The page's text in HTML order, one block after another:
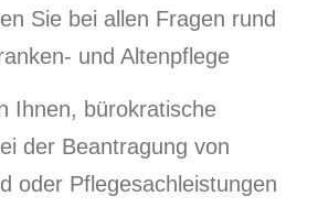
Sie bei allen Fragen rund
und Altenpflege
Ihnen, bürokratische
der Beantragung von
oder Pflegesachleistungen